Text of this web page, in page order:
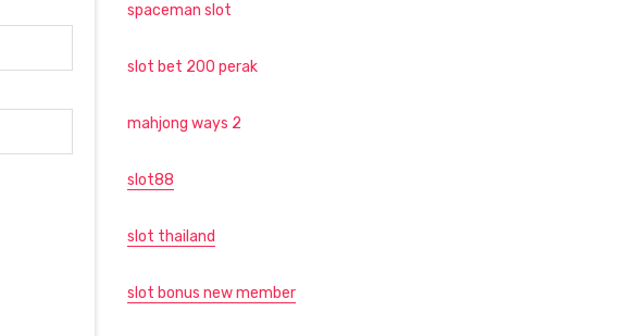
spaceman slot
slot bet 200 perak
mahjong ways 2
slot88
slot thailand
slot bonus new member